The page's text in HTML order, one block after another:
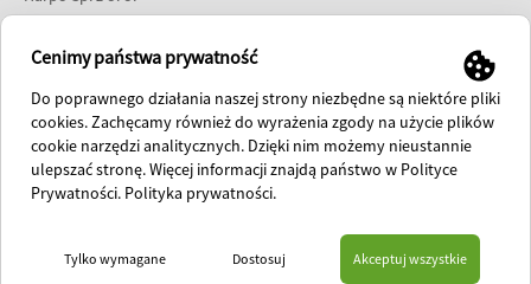
61-737 Poznań
tel:61 853 14 25
e-mail:info@harpo.com.pl
polish fanpage
international fanpage
AKTUALNOŚCI KONTAKT
Cenimy państwa prywatność
Do poprawnego działania naszej strony niezbędne są niektóre pliki
cookies. Zachęcamy również do wyrażenia zgody na użycie plików
cookie narzędzi analitycznych. Dzięki nim możemy nieustannie
ulepszać stronę. Więcej informacji znajdą państwo w Polityce
Prywatności. Polityka prywatności.
Dostosuj
Tylko wymagane Akceptuj wszystkie